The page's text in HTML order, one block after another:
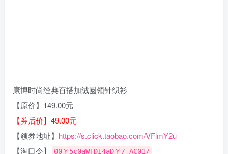
康博时尚经典百搭加绒圆领针织衫
【原价】149.00元
【券后价】49.00元
【领券地址】 https://s.click.taobao.com/VFlmY2u
【淘口令】
00￥5c0aWTDI4aD￥/ AC01/